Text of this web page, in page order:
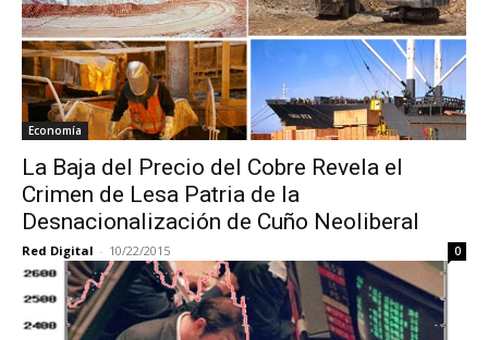
Economía
La Baja del Precio del Cobre Revela el
Crimen de Lesa Patria de la
Desnacionalización de Cuño Neoliberal
Red Digital - 10/22/2015 0